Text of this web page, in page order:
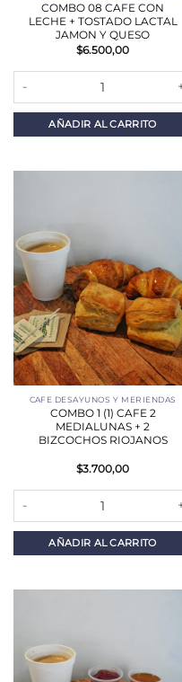
COMBO 08 CAFE CON
LECHE + TOSTADO LACTAL
JAMON Y QUESO
$6.500,00
AÑADIR AL CARRITO
CAFE DESAYUNOS Y MERIENDAS
COMBO 1 (1) CAFE 2
MEDIALUNAS + 2
BIZCOCHOS RIOJANOS
$3.700,00
AÑADIR AL CARRITO